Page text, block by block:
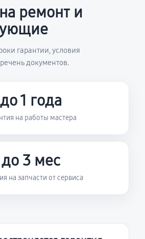
ремонт и
гарантии, условия
документов.
до 1 года
на работы мастера
до 3 мес
на запчасти от сервиса